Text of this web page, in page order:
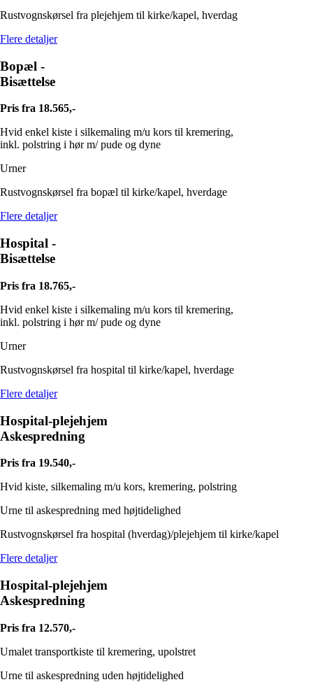
Rustvognskørsel fra plejehjem til kirke/kapel, hverdag
Flere detaljer
Bopæl -
Bisættelse
Pris fra 18.565,-
Hvid enkel kiste i silkemaling m/u kors til kremering,
inkl. polstring i hør m/ pude og dyne
Urner
Rustvognskørsel fra bopæl til kirke/kapel, hverdage
Flere detaljer
Hospital -
Bisættelse
Pris fra 18.765,-
Hvid enkel kiste i silkemaling m/u kors til kremering,
inkl. polstring i hør m/ pude og dyne
Urner
Rustvognskørsel fra hospital til kirke/kapel, hverdage
Flere detaljer
Hospital-plejehjem
Askespredning
Pris fra 19.540,-
Hvid kiste, silkemaling m/u kors, kremering, polstring
Urne til askespredning med højtidelighed
Rustvognskørsel fra hospital (hverdag)/plejehjem til kirke/kapel
Flere detaljer
Hospital-plejehjem
Askespredning
Pris fra 12.570,-
Umalet transportkiste til kremering, upolstret
Urne til askespredning uden højtidelighed